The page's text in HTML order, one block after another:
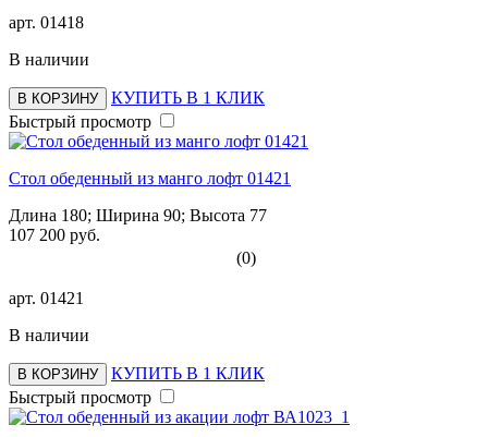
арт. 01418
В наличии
В КОРЗИНУ
КУПИТЬ В 1 КЛИК
Быстрый просмотр
Стол обеденный из манго лофт 01421
Длина 180; Ширина 90; Высота 77
107 200 руб.
(0)
арт. 01421
В наличии
В КОРЗИНУ
КУПИТЬ В 1 КЛИК
Быстрый просмотр